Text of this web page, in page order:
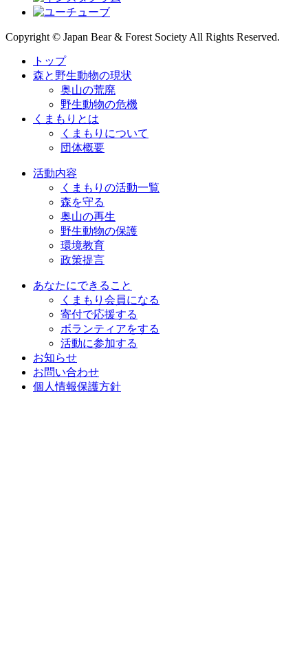
Copyright © Japan Bear & Forest Society All Rights Reserved.
トップ
森と野生動物の現状
奥山の荒廃
野生動物の危機
くまもりとは
くまもりについて
団体概要
活動内容
くまもりの活動一覧
森を守る
奥山の再生
野生動物の保護
環境教育
政策提言
あなたにできること
くまもり会員になる
寄付で応援する
ボランティアをする
活動に参加する
お知らせ
お問い合わせ
個人情報保護方針